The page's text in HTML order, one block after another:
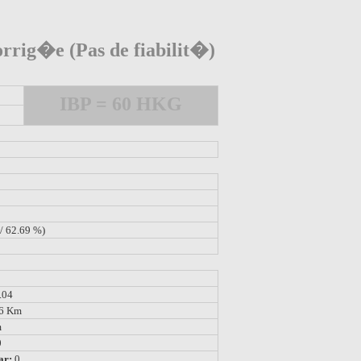
(Pas de fiabilit�)
62.69 %)
Km